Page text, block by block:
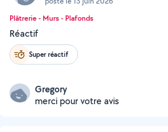
Plâtrerie - Murs - Plafonds
Réactif
Super réactif
Gregory
merci pour votre avis